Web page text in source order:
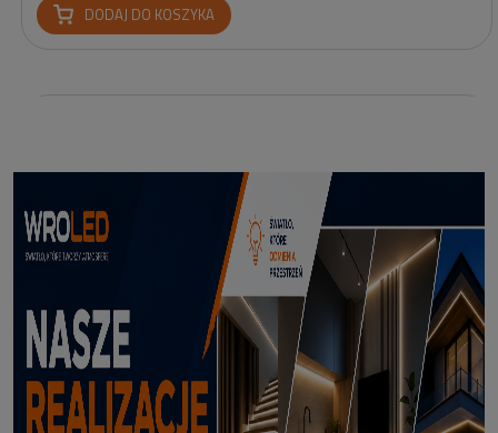
DODAJ DO KOSZYKA
Reflektor Solarny Zewnętrzny LED z Bolcem Meillion 3000K